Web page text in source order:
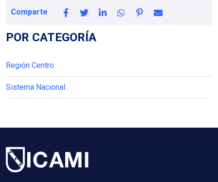
Comparte
POR CATEGORÍA
Región Centro
Sistema Nacional